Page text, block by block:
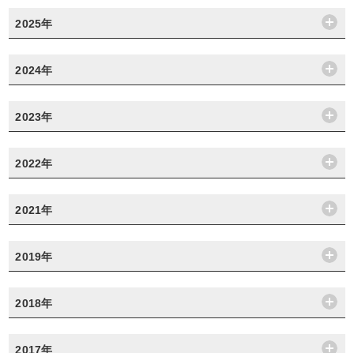
2025年
2024年
2023年
2022年
2021年
2019年
2018年
2017年